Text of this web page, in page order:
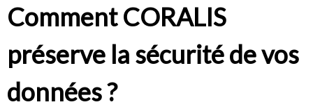
Comment CORALIS
préserve la sécurité de vos
données ?